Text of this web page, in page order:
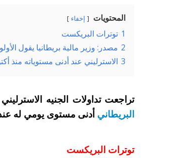
المحتويات إخفاء
1 توترات البريكست
2 مصدر: وزير مالية بريطانيا يقول
3 الاسترليني عند أدنى مستوياته منذ أكتوبر
تراجعت تداولات الجنيه الاسترليني عند
البريطاني أدنى مستوى يومي له عند 1.19718 مقابل الدولار يوم
توترات البريكست